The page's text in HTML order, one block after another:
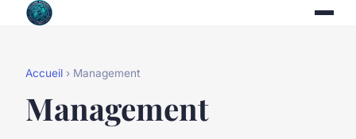
Accueil › Management
Management